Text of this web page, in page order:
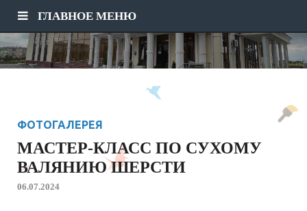
ГЛАВНОЕ МЕНЮ
ФОТОГАЛЕРЕЯ
МАСТЕР-КЛАСС ПО СУХОМУ
ВАЛЯНИЮ ШЕРСТИ
06.07.2024